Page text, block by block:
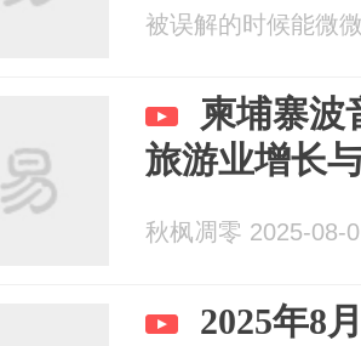
被误解的时候能微
柬埔寨波
旅游业增长
秋枫凋零 2025-08-
2025年8